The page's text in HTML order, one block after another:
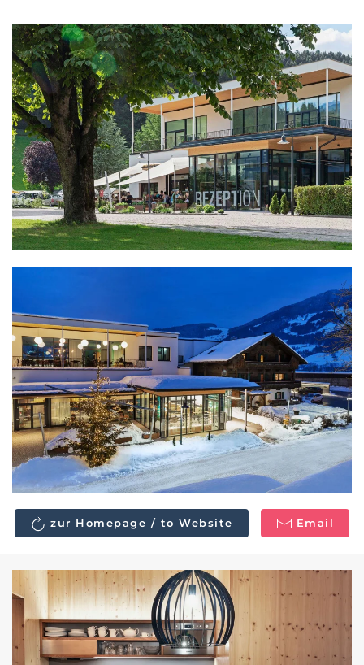
zur Homepage / to Website Email